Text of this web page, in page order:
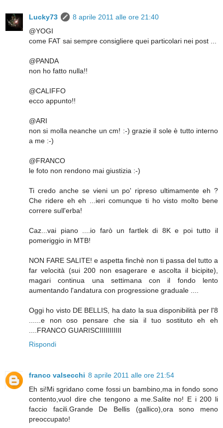
Lucky73
8 aprile 2011 alle ore 21:40
@YOGI
come FAT sai sempre consigliere quei particolari nei post ...
@PANDA
non ho fatto nulla!!
@CALIFFO
ecco appunto!!
@ARI
non si molla neanche un cm! :-) grazie il sole è tutto interno
a me :-)
@FRANCO
le foto non rendono mai giustizia :-)
Ti credo anche se vieni un po' ripreso ultimamente eh ?
Che ridere eh eh ...ieri comunque ti ho visto molto bene
correre sull'erba!
Caz...vai piano ....io farò un fartlek di 8K e poi tutto il
pomeriggio in MTB!
NON FARE SALITE! e aspetta finchè non ti passa del tutto a
far velocità (sui 200 non esagerare e ascolta il bicipite),
magari continua una settimana con il fondo lento
aumentando l'andatura con progressione graduale ....
Oggi ho visto DE BELLIS, ha dato la sua disponibilità per l'8
......e non oso pensare che sia il tuo sostituto eh eh
....FRANCO GUARISCIIIIIIIIIII
Rispondi
franco valsecchi 8 aprile 2011 alle ore 21:54
Eh si!Mi sgridano come fossi un bambino,ma in fondo sono
contento,vuol dire che tengono a me.Salite no! E i 200 li
faccio facili.Grande De Bellis (gallico),ora sono meno
preoccupato!